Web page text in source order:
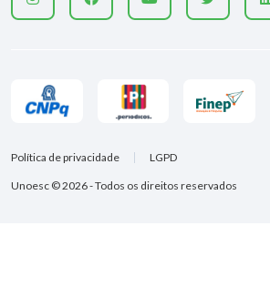
Unoesc © 2026 - Todos os direitos reservados
Política de privacidade LGPD